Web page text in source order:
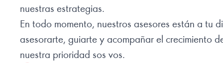
nuestras estrategias.
En todo momento, nuestros asesores están a tu
asesorarte, guiarte y acompañar el crecimiento
nuestra prioridad sos vos.